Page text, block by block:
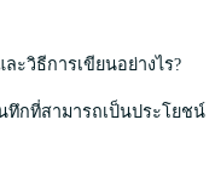
ะวิธีการเขียนอย่างไร?
ทึกที่สามารถเป็นประโยชน์